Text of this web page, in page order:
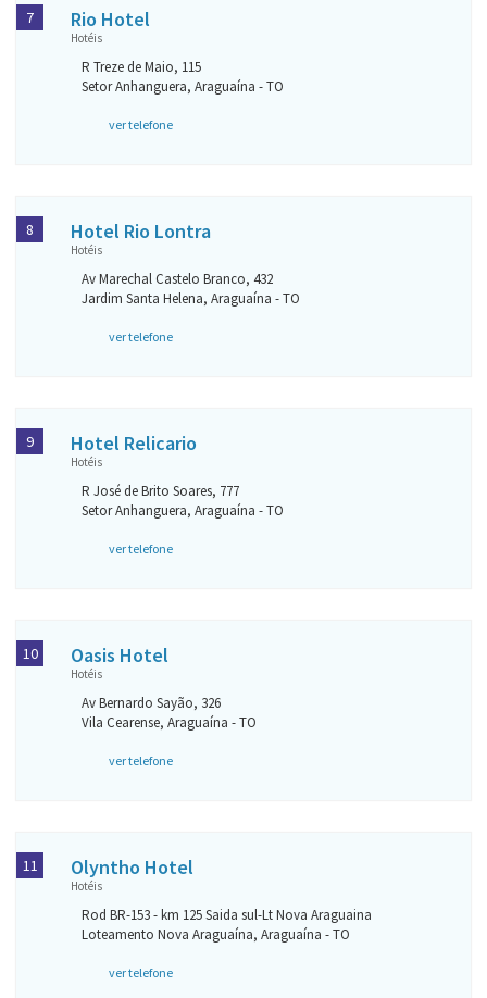
Rio Hotel
Hotéis
R Treze de Maio, 115
Setor Anhanguera, Araguaína - TO
ver telefone
7
Hotel Rio Lontra
Hotéis
Av Marechal Castelo Branco, 432
Jardim Santa Helena, Araguaína - TO
ver telefone
8
Hotel Relicario
Hotéis
R José de Brito Soares, 777
Setor Anhanguera, Araguaína - TO
ver telefone
9
Oasis Hotel
Hotéis
Av Bernardo Sayão, 326
Vila Cearense, Araguaína - TO
ver telefone
10
Olyntho Hotel
Hotéis
Rod BR-153 - km 125 Saida sul-Lt Nova Araguaina
Loteamento Nova Araguaína, Araguaína - TO
ver telefone
11